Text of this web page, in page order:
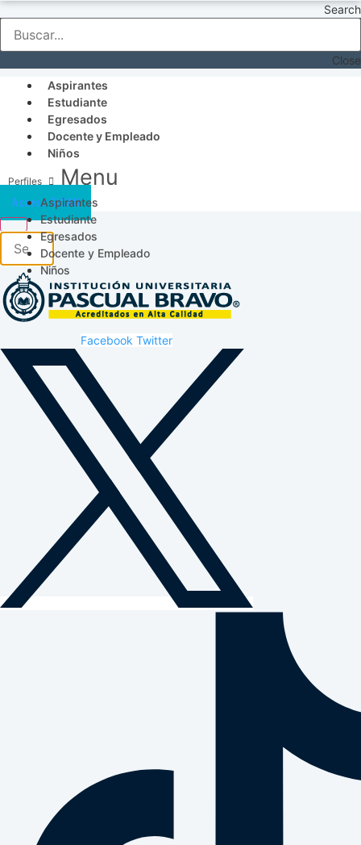
Search
Close
Aspirantes
Estudiante
Egresados
Docente y Empleado
Niños
Menu
Aspirantes
Estudiante
Egresados
Docente y Empleado
Niños
Acceso SICAU
Facebook Twitter